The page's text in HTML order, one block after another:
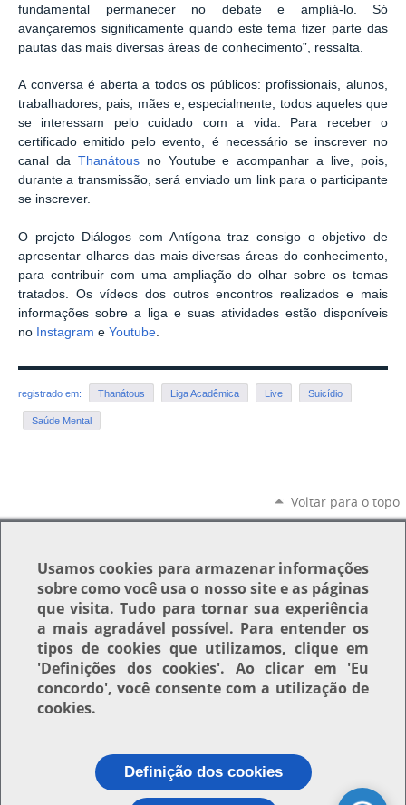
fundamental permanecer no debate e ampliá-lo. Só
avançaremos significamente quando este tema fizer parte das
pautas das mais diversas áreas de conhecimento”, ressalta
A conversa é aberta a todos os públicos: profissionais, alunos,
trabalhadores, pais, mães e, especialmente, todos aqueles que
se interessam pelo cuidado com a vida. Para receber o
certificado emitido pelo evento, é necessário se inscrever no
canal da Thanátousno Youtubee acompanhar a live, pois,
durante a transmissão, será enviado um link para o participante
se inscrever.
O projeto Diálogos com Antígona traz consigo o objetivo de
apresentar olhares das mais diversas áreas do conhecimento,
para contribuir com uma ampliação do olhar sobre os temas
tratados. Os vídeos dos outros encontros realizados e mais
informações sobre a liga e suas atividades estão disponíveis
no Instagram e Youtube
registrado em: Thanátous Liga Acadêmica Live Suicídio
Saúde Mental
Voltar para o topo
Usamoscookies para armazenar informações
sobre como você usa o nosso site e as páginas
que visita. Tudo para tornar sua experiência
a mais agradável possível. Para entender os
tipos de cookies que utilizamos, clique em
'Definições dos cookies'. Ao clicar em 'Eu
concordo', você consente com a utilização de
cookies.